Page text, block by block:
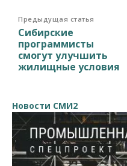
Предыдущая статья
Сибирские
программисты
смогут улучшить
жилищные условия
Новости СМИ2